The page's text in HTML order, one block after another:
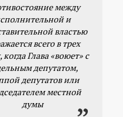
между
и
властью
всего в трех
когда Глава «воюет» с
депутатом,
депутатов или
местной
думы